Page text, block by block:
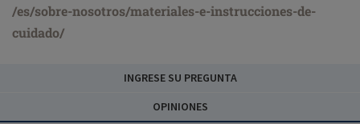
/es/sobre-nosotros/materiales-e-instrucciones-de-
cuidado/
INGRESE SU PREGUNTA
OPINIONES